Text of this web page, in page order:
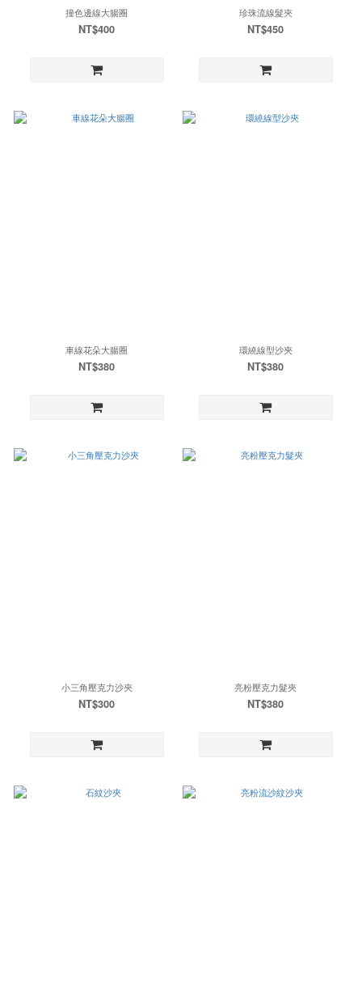
撞色邊線大腸圈
NT$400
珍珠流線髮夾
NT$450
車線花朵大腸圈
NT$380
環繞線型沙夾
NT$380
小三角壓克力沙夾
NT$300
亮粉壓克力髮夾
NT$380